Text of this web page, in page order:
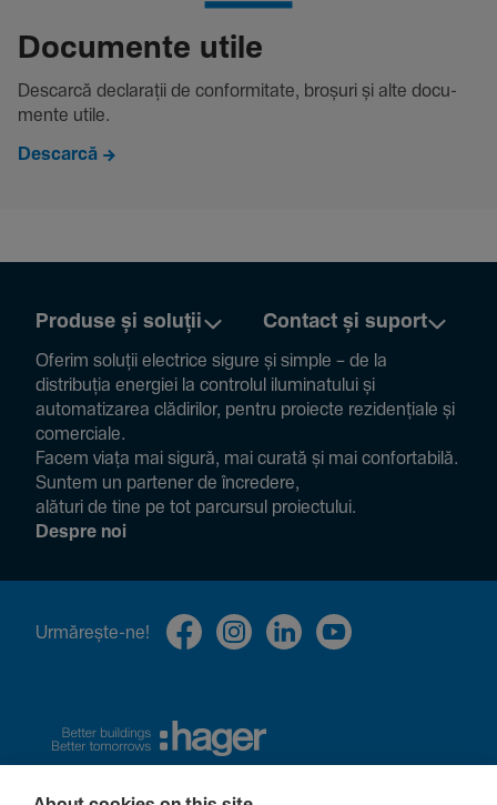
Docu­mente utile
Descarcă decla­rații de conformitate, broșuri și alte docu­
mente utile.
Descarcă
Produse și soluții Contact și suport
Oferim soluții electrice sigure și simple – de la
distribuția energiei la controlul ilumi­na­tului și
auto­ma­ti­zarea clădi­rilor, pentru proiecte rezi­den­țiale și
comer­ciale.
Facem viața mai sigură, mai curată și mai confor­ta­bilă.
Suntem un partener de încre­dere,
alături de tine pe tot parcursul proiec­tului.
Despre noi
Urmă­rește-ne!